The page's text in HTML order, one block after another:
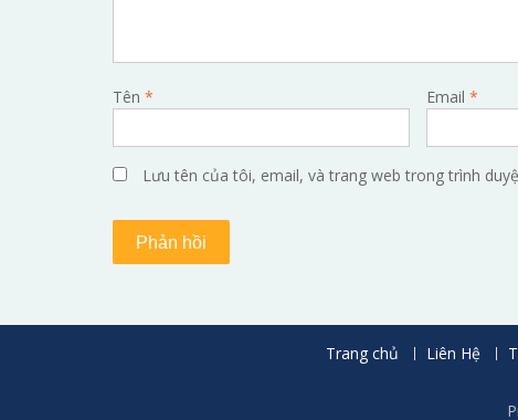
Tên * Email *
Lưu tên của tôi, email, và trang web trong trình
Trang chủ Liên Hệ